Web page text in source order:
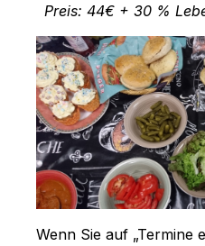
Preis: 44€ + 30 %
Wenn Sie auf „Termine